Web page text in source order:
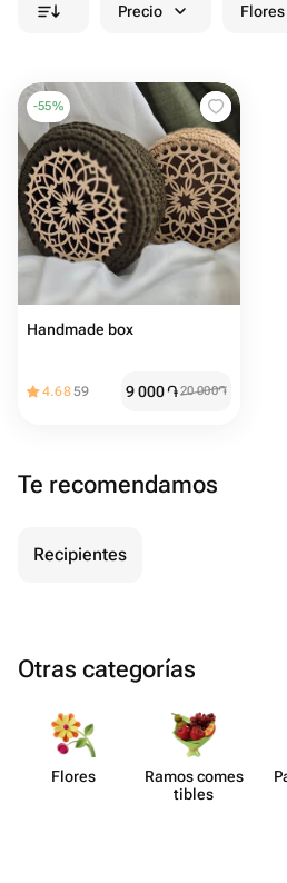
Precio
-55%
Handmade box
4.6859 9 000֏20 000֏
Te recomendamos
Recipientes
Otras categorías
Flores
Ramos comes​
tibles